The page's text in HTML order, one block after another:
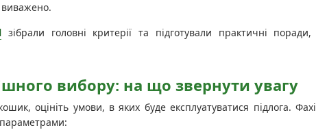
виважено.
зібрали головні критерії та підготували практичні
вибору: на що звернути увагу
оцініть умови, в яких буде експлуатуватися підлога.